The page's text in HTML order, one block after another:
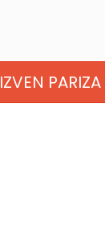
IZVEN PARIZA